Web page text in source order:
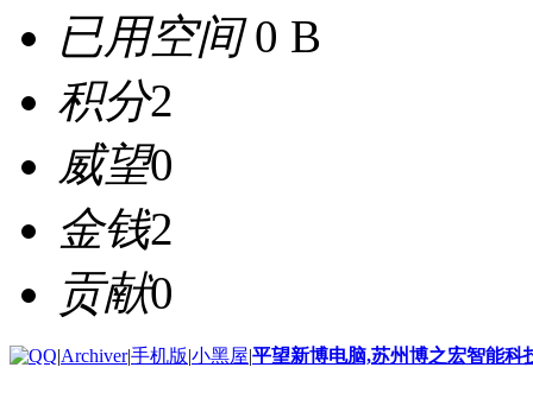
已用空间0 B
积分2
威望0
金钱2
贡献0
|Archiver|手机版|小黑屋|平望新博电脑,苏州博之宏智能科